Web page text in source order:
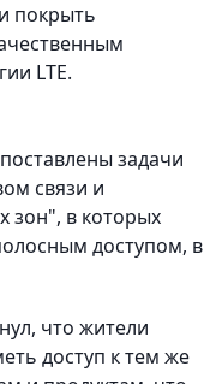
покрыть
LTE.
задачи
связи и
зон", в которых
доступом, в
что жители
доступ к тем же